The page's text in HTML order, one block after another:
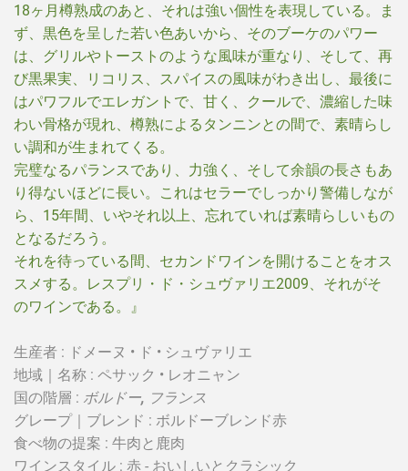
18ヶ月樽熟成のあと、それは強い個性を表現している。ま
ず、黒色を呈した若い色あいから、そのブーケのパワー
は、グリルやトーストのような風味が重なり、そして、再
び黒果実、リコリス、スパイスの風味がわき出し、最後に
はパワフルでエレガントで、甘く、クールで、濃縮した味
わい骨格が現れ、樽熟によるタンニンとの間で、素晴らし
い調和が生まれてくる。
完璧なるパランスであり、力強く、そして余韻の長さもあ
り得ないほどに長い。これはセラーでしっかり警備しなが
ら、15年間、いやそれ以上、忘れていれば素晴らしいもの
となるだろう。
それを待っている間、セカンドワインを開けることをオス
スメする。レスプリ・ド・シュヴァリエ2009、それがそ
のワインである。』
生産者 : ドメーヌ • ド • シュヴァリエ
地域｜名称 : ペサック • レオニャン
国の階​​層 : ボルドー, フランス
グレープ｜ブレンド : ボルドーブレンド赤
食べ物の提案 : 牛肉と鹿肉
ワインスタイル : 赤 - おいしいとクラシック